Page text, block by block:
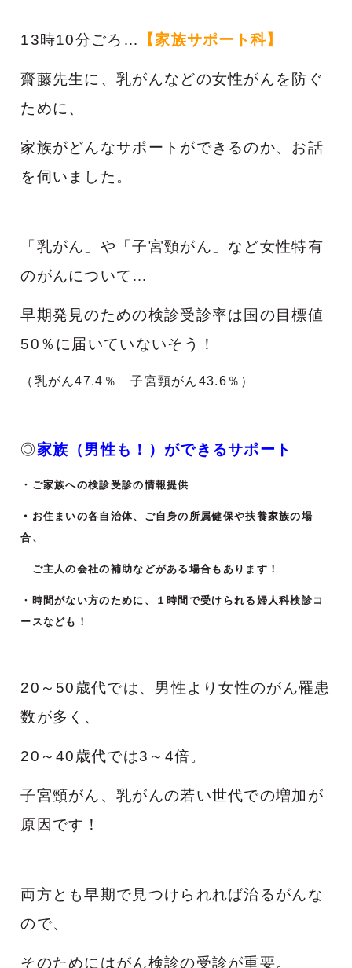
13時10分ごろ… 【家族サポート科】
齋藤先生に、乳がんなどの女性がんを防ぐ
ために、
家族がどんなサポートができるのか、お話
を伺いました。
「乳がん」や「子宮頸がん」など女性特有
のがんについて…
早期発見のための検診受診率は国の目標値
50％に届いていないそう！
（乳がん47.4％ 子宮頸がん43.6％）
◎家族（男性も！）ができるサポート
・ご家族への検診受診の情報提供
・ お住まいの各自治体、ご自身の所属健保や扶養家族の場
合、
ご主人の会社の補助などがある場合もあります！
・時間がない方のために、１時間で受けられる婦人科検診コ
ースなども！
20～ 50歳代では、男性より女性のがん罹患
数が多く、
20～40歳代では3～4倍。
子宮頸がん、乳がんの若い世代での増加が
原因です！
両方とも早期で見つけられれば治るがんな
ので、
そのためにはがん検診の受診が重要。